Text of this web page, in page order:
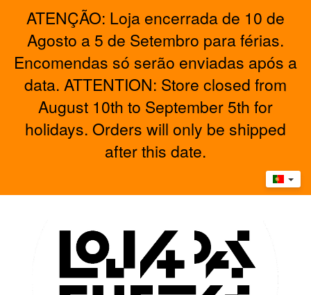
ATENÇÃO: Loja encerrada de 10 de
Agosto a 5 de Setembro para férias.
Encomendas só serão enviadas após a
data. ATTENTION: Store closed from
August 10th to September 5th for
holidays. Orders will only be shipped
after this date.